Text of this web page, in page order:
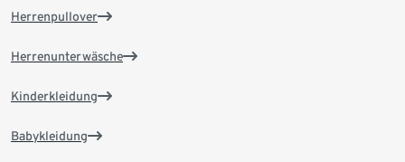
Herrenpullover
Herrenunterwäsche
Kinderkleidung
Babykleidung